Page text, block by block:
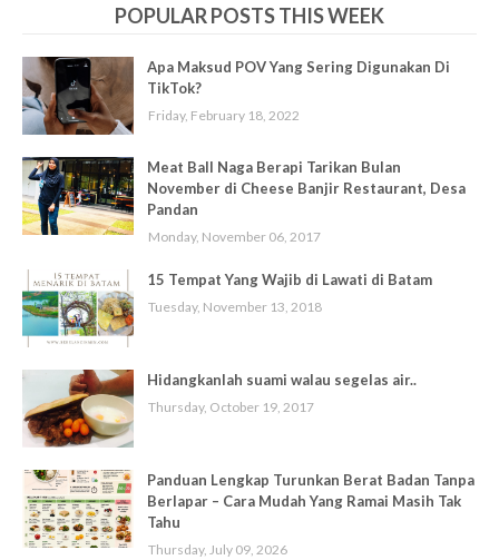
POPULAR POSTS THIS WEEK
Apa Maksud POV Yang Sering Digunakan Di
TikTok?
Friday, February 18, 2022
Meat Ball Naga Berapi Tarikan Bulan
November di Cheese Banjir Restaurant, Desa
Pandan
Monday, November 06, 2017
15 Tempat Yang Wajib di Lawati di Batam
Tuesday, November 13, 2018
Hidangkanlah suami walau segelas air..
Thursday, October 19, 2017
Panduan Lengkap Turunkan Berat Badan Tanpa
Berlapar – Cara Mudah Yang Ramai Masih Tak
Tahu
Thursday, July 09, 2026